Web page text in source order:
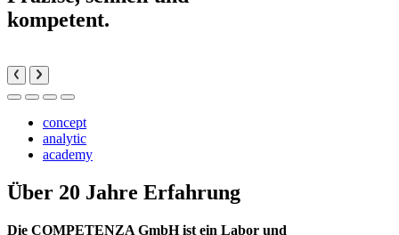
kompetent.
concept
analytic
academy
Über 20 Jahre Erfahrung
Die COMPETENZA GmbH ist ein Labor und